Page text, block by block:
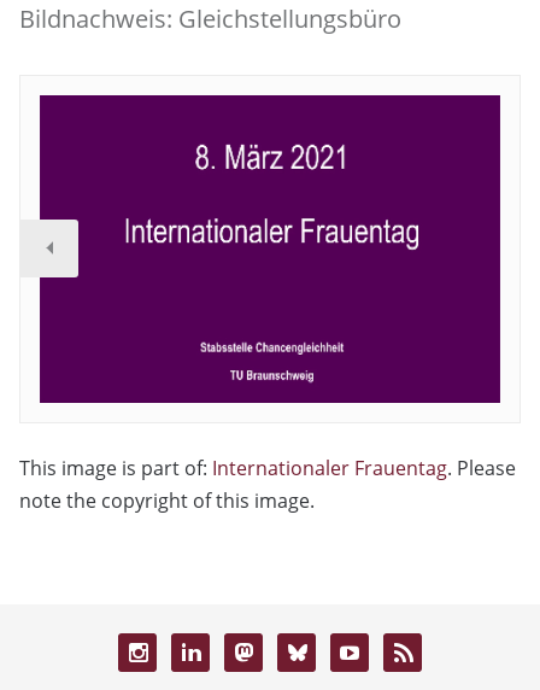
Bildnachweis: Gleichstellungsbüro
This image is part of: Internationaler Frauentag. Please
note the copyright of this image.